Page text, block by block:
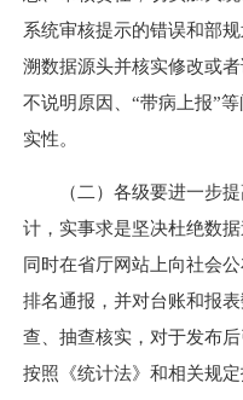
系统审核提示的错误和部
溯数据源头并核实修改或
不说明原因、“带病上报”
实性。
（二） 各级要进一步
计，实事求是坚决杜绝数
同时在省厅网站上向社会
排名通报，并对台账和报
查、抽查核实，对于发布
按照《统计法》和相关规